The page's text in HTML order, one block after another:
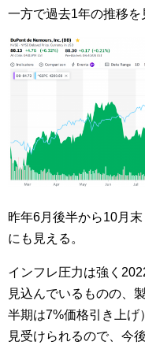
一方で過去1年の推移を
昨年6月後半から10月
にも見える。
インフレ圧力は強く
見込んでいるものの、
半期は7%価格引き上げ
見受けられるので、今